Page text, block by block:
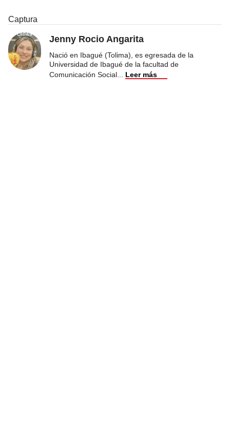
Captura
Jenny Rocio Angarita
Nació en Ibagué (Tolima), es egresada de la
Universidad de Ibagué de la facultad de
Comunicación Social
Leer más